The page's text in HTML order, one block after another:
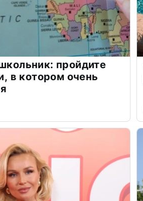
пройдите
в котором очень